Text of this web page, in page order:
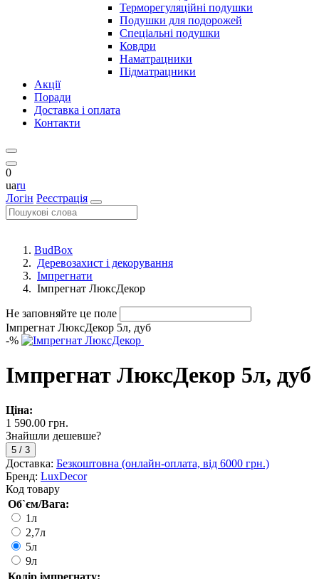
Терморегуляційні подушки
Подушки для подорожей
Спеціальні подушки
Ковдри
Наматрацники
Підматрацники
Акції
Поради
Доставка і оплата
Контакти
0
uaru
Логін Реєстрація
BudBox
Деревозахист і декорування
Імпрегнати
Імпрегнат ЛюксДекор
Не заповняйте це поле
Імпрегнат ЛюксДекор 5л, дуб
-%
Імпрегнат ЛюксДекор 5л, дуб
Ціна:
1 590.00 грн.
Знайшли дешевше?
5 / 3
Доставка: Безкоштовна (онлайн-оплата, від 6000 грн.)
Бренд: LuxDecor
Код товару
Об`єм/Вага:
1л
2,7л
5л
9л
Колір імпрегнату: